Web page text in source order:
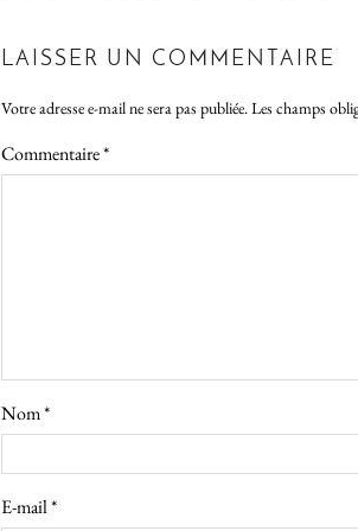
LAISSER UN COMMENTAIRE
Votre adresse e-mail ne sera pas publiée. Les champs
Commentaire*
Nom*
E-mail*